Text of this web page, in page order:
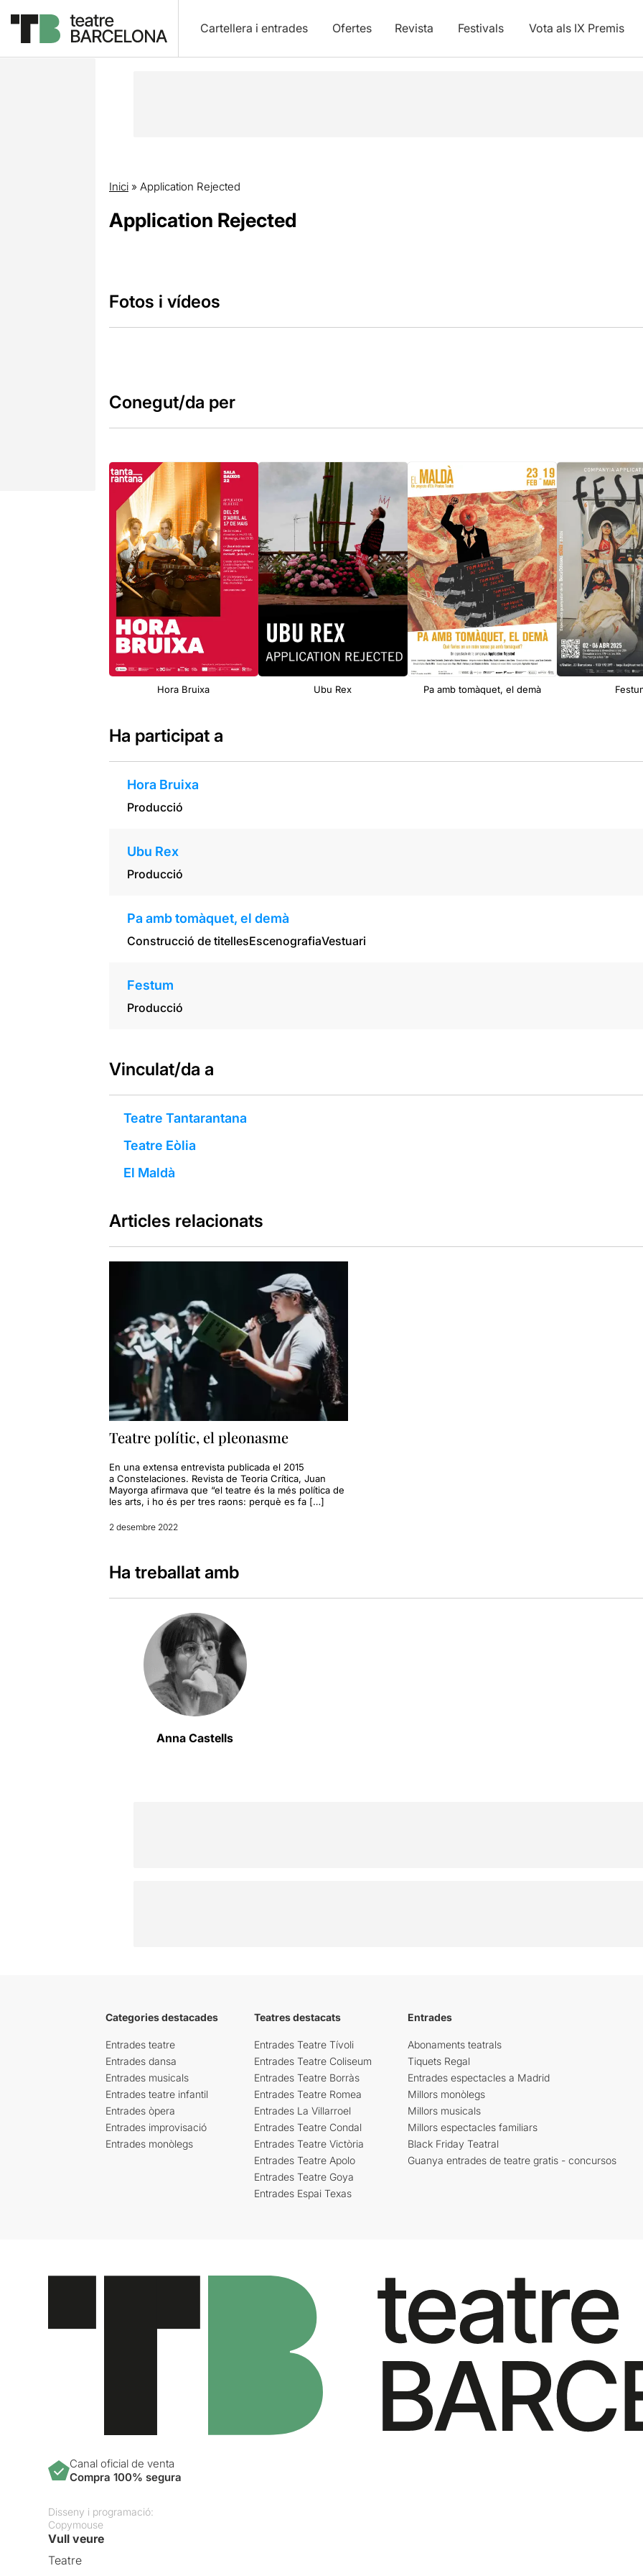
Cartellera i entrades Ofertes Revista Festivals Vota als IX Premis
Inici» Application Rejected
Application Rejected
Fotos i vídeos
Conegut/da per
Hora Bruixa Ubu Rex Pa amb tomàquet, el demà
Ha participat a
Hora Bruixa
Producció
Ubu Rex
Producció
Pa amb tomàquet, el demà
Construcció de titellesEscenografiaVestuari
Festum
Producció
Vinculat/da a
Teatre Tantarantana
Teatre Eòlia
El Maldà
Articles relacionats
Teatre polític, el pleonasme
En una extensa entrevista publicada el 2015
a Constelaciones. Revista de Teoria Crítica, Juan
Mayorga afirmava que “el teatre és la més política de
les arts, i ho és per tres raons: perquè es fa […]
2 desembre 2022
Ha treballat amb
Anna Castells
Categories destacades
Entrades teatre
Entrades dansa
Entrades musicals
Entrades teatre infantil
Entrades òpera
Entrades improvisació
Entrades monòlegs
Teatres destacats
Entrades Teatre Tívoli
Entrades Teatre Coliseum
Entrades Teatre Borràs
Entrades Teatre Romea
Entrades La Villarroel
Entrades Teatre Condal
Entrades Teatre Victòria
Entrades Teatre Apolo
Entrades Teatre Goya
Entrades Espai Texas
Entrades
Abonaments teatrals
Tiquets Regal
Entrades espectacles a Madrid
Millors monòlegs
Millors musicals
Millors espectacles familiars
Black Friday Teatral
Guanya entrades de teatre gratis - concursos
Canal oficial de venta
Compra 100% segura
Disseny i programació:
Copymouse
Vull veure
Teatre